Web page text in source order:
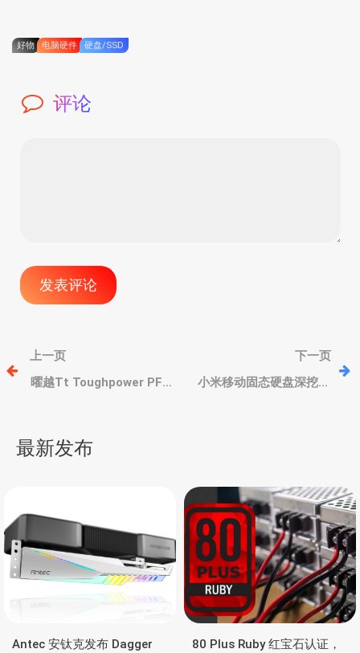
好物 电脑硬件 硬盘/SSD
评论
文
章
航
上一页
曜越Tt Toughpower PF3
接口
下一页
小米移动固态硬盘深挖，
最新发布
Antec 安钛克发布 Dagger
80 Plus Ruby 红宝石认证，